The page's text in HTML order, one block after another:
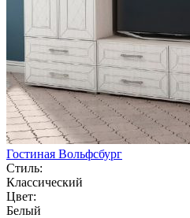
Гостиная Вольфсбург
Стиль:
Классический
Цвет:
Белый